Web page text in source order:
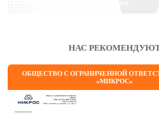
НАС
ОБЩЕСТВО С ОГРАНИЧЕННОЙ
«МИКРОС»